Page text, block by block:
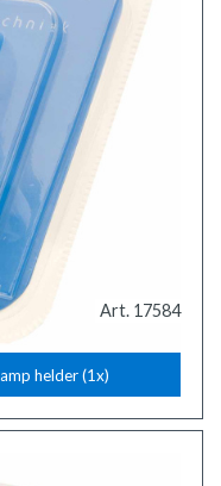
Art. 17584
helder (1x)